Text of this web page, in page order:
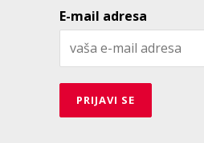
E-mail adresa